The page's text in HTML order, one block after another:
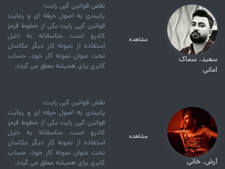
سعید. سماک
امانی
مشاهده
نقض قوانین کپی رایت:
پایبندی به اصول حرفه ای و رعایت
قوانین کپی رایت یکی از خطوط قرمز
کادرو است. متاسفانه به دلیل
استفاده از نمونه کار دیگر عکاسان
تحت عنوان نمونه کار خود، حساب
کابری برای همیشه معلق می گردد.
آرش. خانی
مشاهده
نقض قوانین کپی رایت:
پایبندی به اصول حرفه ای و رعایت
قوانین کپی رایت یکی از خطوط قرمز
کادرو است. متاسفانه به دلیل
استفاده از نمونه کار دیگر عکاسان
تحت عنوان نمونه کار خود، حساب
کابری برای همیشه معلق می گردد.